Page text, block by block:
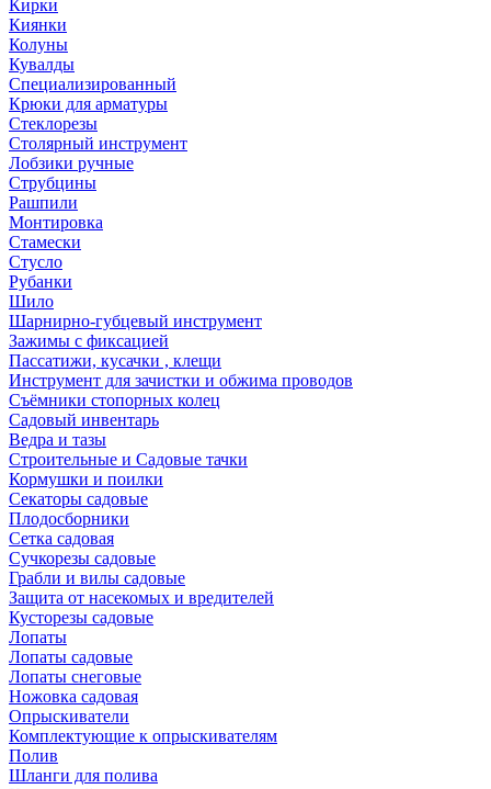
Кирки
Киянки
Колуны
Кувалды
Специализированный
Крюки для арматуры
Стеклорезы
Столярный инструмент
Лобзики ручные
Струбцины
Рашпили
Монтировка
Стамески
Стусло
Рубанки
Шило
Шарнирно-губцевый инструмент
Зажимы с фиксацией
Пассатижи, кусачки , клещи
Инструмент для зачистки и обжима проводов
Съёмники стопорных колец
Садовый инвентарь
Ведра и тазы
Строительные и Садовые тачки
Кормушки и поилки
Секаторы садовые
Плодосборники
Сетка садовая
Сучкорезы садовые
Грабли и вилы садовые
Защита от насекомых и вредителей
Кусторезы садовые
Лопаты
Лопаты садовые
Лопаты снеговые
Ножовка садовая
Опрыскиватели
Комплектующие к опрыскивателям
Полив
Шланги для полива